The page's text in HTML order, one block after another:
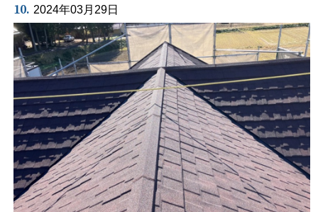
10. 2024年03月29日